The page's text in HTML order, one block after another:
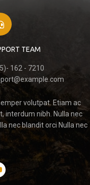
TEAM
162 - 7210
volutpat. Etiam ac
interdum nibh. Nulla nec
nec blandit orci Nulla nec